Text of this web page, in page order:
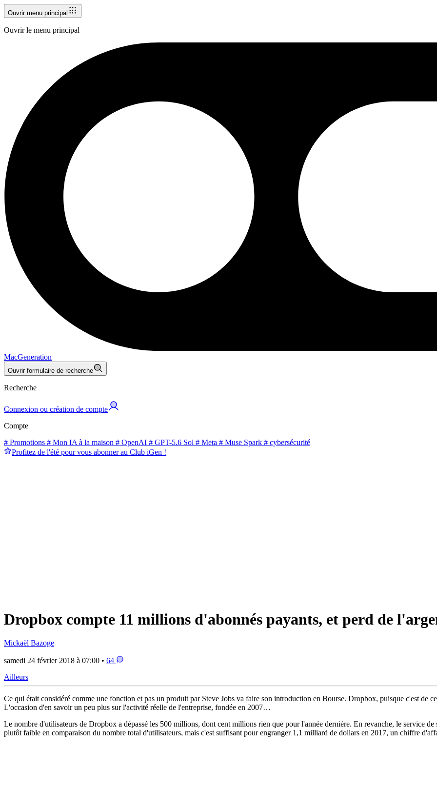
Ouvrir menu principal
Ouvrir le menu principal
MacGeneration
Ouvrir formulaire de recherche
Recherche
Connexion ou création de compte
Compte
# Promotions # Mon IA à la maison # OpenAI # GPT-5.6 Sol # Meta # Muse Spark # cybersécurité
Profitez de l'été pour vous abonner au Club iGen !
Dropbox compte 11 millions d'abonnés payants, et perd de
Mickaël Bazoge
samedi 24 février 2018 à 07:00 • 64
Ailleurs
Ce qui était considéré comme une fonction et pas un produit par Steve Jobs va faire son introduction en Bourse. Dropbox, puisque c'est de
L'occasion d'en savoir un peu plus sur l'activité réelle de l'entreprise, fondée en 2007…
Le nombre d'utilisateurs de Dropbox a dépassé les 500 millions, dont cent millions rien que pour l'année dernière. En revanche, le service
plutôt faible en comparaison du nombre total d'utilisateurs, mais c'est suffisant pour engranger 1,1 milliard de dollars en 2017, un chiffre